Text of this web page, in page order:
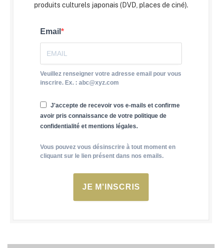
produits culturels japonais (DVD, places de ciné).
Email
Veuillez renseigner votre adresse email pour vous
inscrire. Ex. : abc@xyz.com
J'accepte de recevoir vos e-mails et confirme
avoir pris connaissance de votre politique de
confidentialité et mentions légales.
Vous pouvez vous désinscrire à tout moment en
cliquant sur le lien présent dans nos emails.
JE M'INSCRIS